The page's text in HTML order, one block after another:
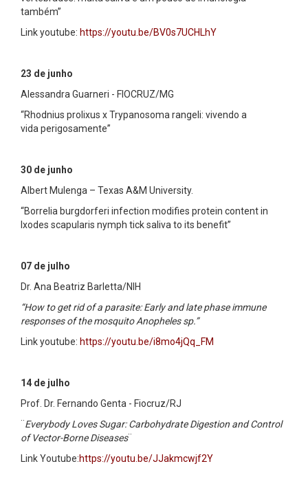
também”
Link youtube: https://youtu.be/BV0s7UCHLhY
23 de junho
Alessandra Guarneri - FIOCRUZ/MG
“Rhodnius prolixus x Trypanosoma rangeli: vivendo a
vida perigosamente”
30 de junho
Albert Mulenga – Texas A&M University.
“Borrelia burgdorferi infection modifies protein content in
Ixodes scapularis nymph tick saliva to its benefit”
07 de julho
Dr. Ana Beatriz Barletta/NIH
“How to get rid of a parasite: Early and late phase immune
responses of the mosquito Anopheles sp.”
Link youtube: https://youtu.be/i8mo4jQq_FM
14 de julho
Prof. Dr. Fernando Genta - Fiocruz/RJ
¨Everybody Loves Sugar: Carbohydrate Digestion and Control
of Vector-Borne Diseases¨
Link Youtube:https://youtu.be/JJakmcwjf2Y